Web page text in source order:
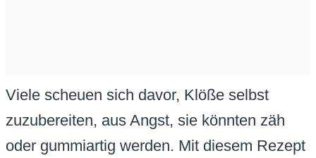
Viele scheuen sich davor, Klöße selbst
zuzubereiten, aus Angst, sie könnten zäh
oder gummiartig werden. Mit diesem Rezept